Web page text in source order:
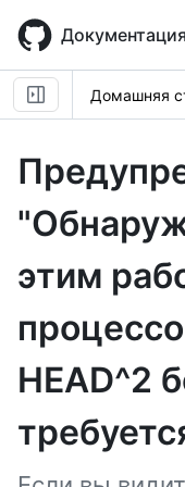
main
content
Домашняя
этим
HEAD^2